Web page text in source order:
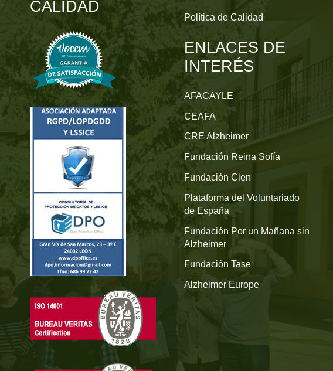
CALIDAD
Política de Calidad
ENLACES DE
INTERÉS
AFACAYLE
CEAFA
CRE Alzheimer
Fundación Reina Sofía
Fundación Cien
Plataforma del Voluntariado
de España
Fundación Por un Mañana sin
Alzheimer
Fundación Tase
Alzheimer Europe